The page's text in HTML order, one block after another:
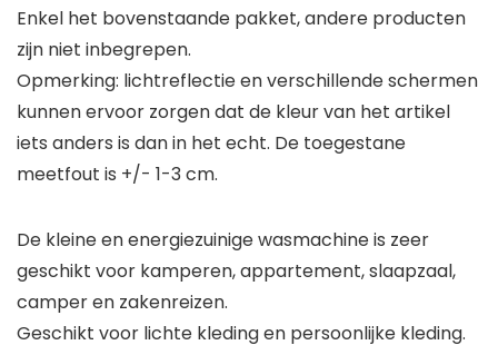
Enkel het bovenstaande pakket, andere producten
zijn niet inbegrepen.
Opmerking: lichtreflectie en verschillende schermen
kunnen ervoor zorgen dat de kleur van het artikel
iets anders is dan in het echt. De toegestane
meetfout is +/- 1-3 cm.
De kleine en energiezuinige wasmachine is zeer
geschikt voor kamperen, appartement, slaapzaal,
camper en zakenreizen.
Geschikt voor lichte kleding en persoonlijke kleding.